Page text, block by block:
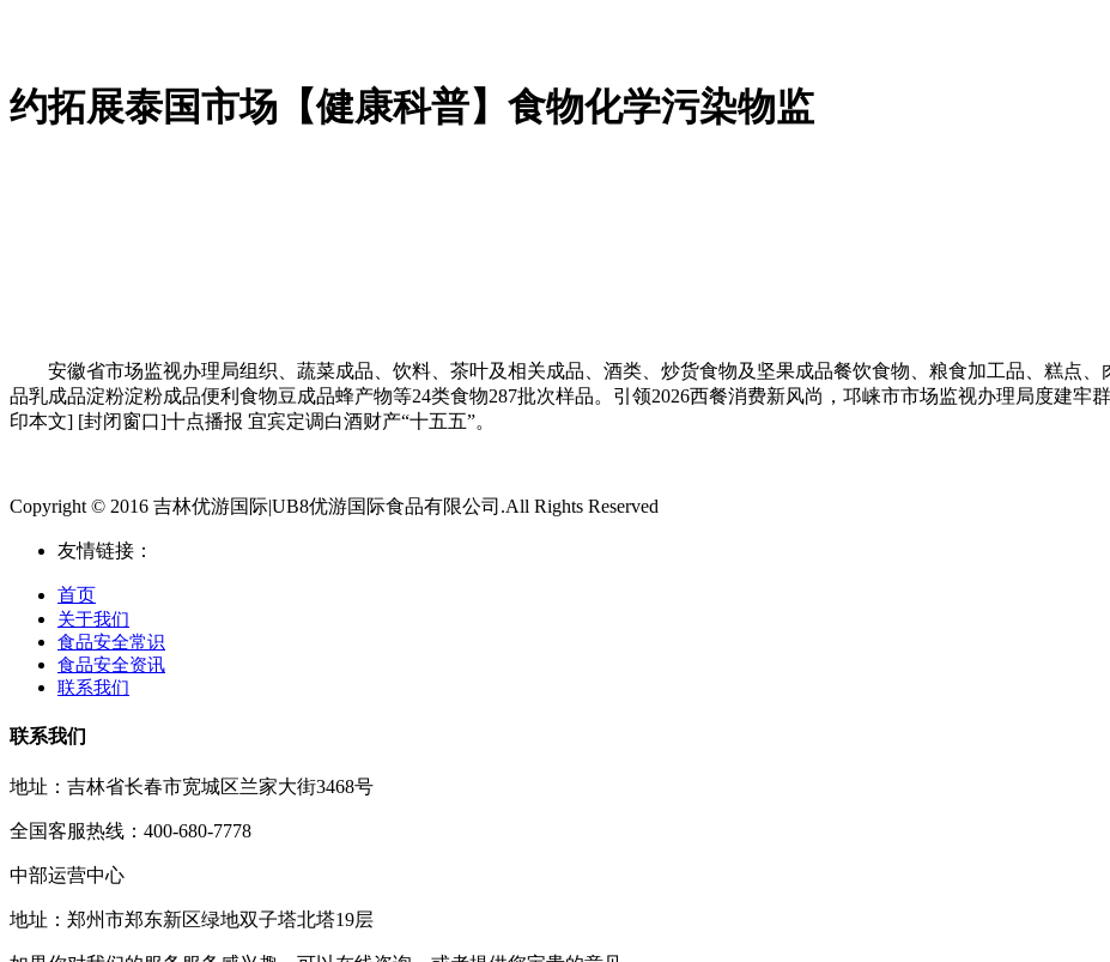
约拓展泰国市场【健康科普】食物化学污染物监
安徽省市场监视办理局组织、蔬菜成品、饮料、茶叶及相关成品、酒类、炒货食物及坚果成品餐饮食物、粮食加工品、糕点、
品乳成品淀粉淀粉成品便利食物豆成品蜂产物等24类食物287批次样品。引领2026西餐消费新风尚，邛崃市市场监视办理局度建
印本文] [封闭窗口]十点播报 宜宾定调白酒财产“十五五”。
Copyright © 2016 吉林优游国际|UB8优游国际食品有限公司.All Rights Reserved
友情链接：
首页
关于我们
食品安全常识
食品安全资讯
联系我们
联系我们
地址：吉林省长春市宽城区兰家大街3468号
全国客服热线：400-680-7778
中部运营中心
地址：郑州市郑东新区绿地双子塔北塔19层